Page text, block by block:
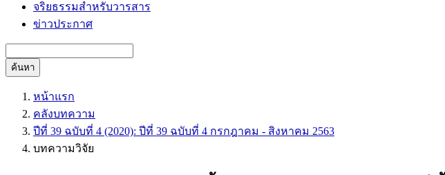
จริยธรรมสำหรับวารสาร
ข่าวประกาศ
ค้นหา
หน้าแรก
คลังบทความ
ปีที่ 39 ฉบับที่ 4 (2020): ปีที่ 39 ฉบับที่ 4 กรกฎาคม - สิงหาคม 2563
บทความวิจัย